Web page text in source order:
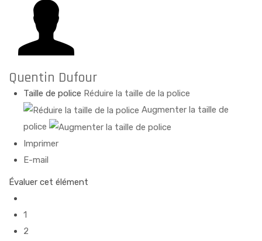
Quentin Dufour
Taille de police Réduire la taille de la police
Augmenter la taille de
police
Imprimer
E-mail
Évaluer cet élément
1
2